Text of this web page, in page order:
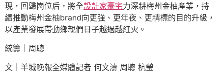
現，回歸崗位后，將全設計家豪宅力深耕梅州金柚產業，持
續推動梅州金柚brand向更強、更年夜、更精標的目的升級，
以產業發展帶動鄉親們日子越過越紅火。
統籌｜周聰
文｜羊城晚報全媒體記者 何文濤 周聰 杭瑩